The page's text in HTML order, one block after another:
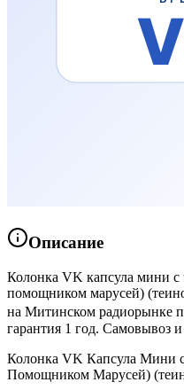
Описание
Колонка VK капсула мини с
помощником марусей)
на Митинском радиорынке
гарантия 1 год. Самовывоз
Колонка VK Капсула Мини
Помощником Марусей)